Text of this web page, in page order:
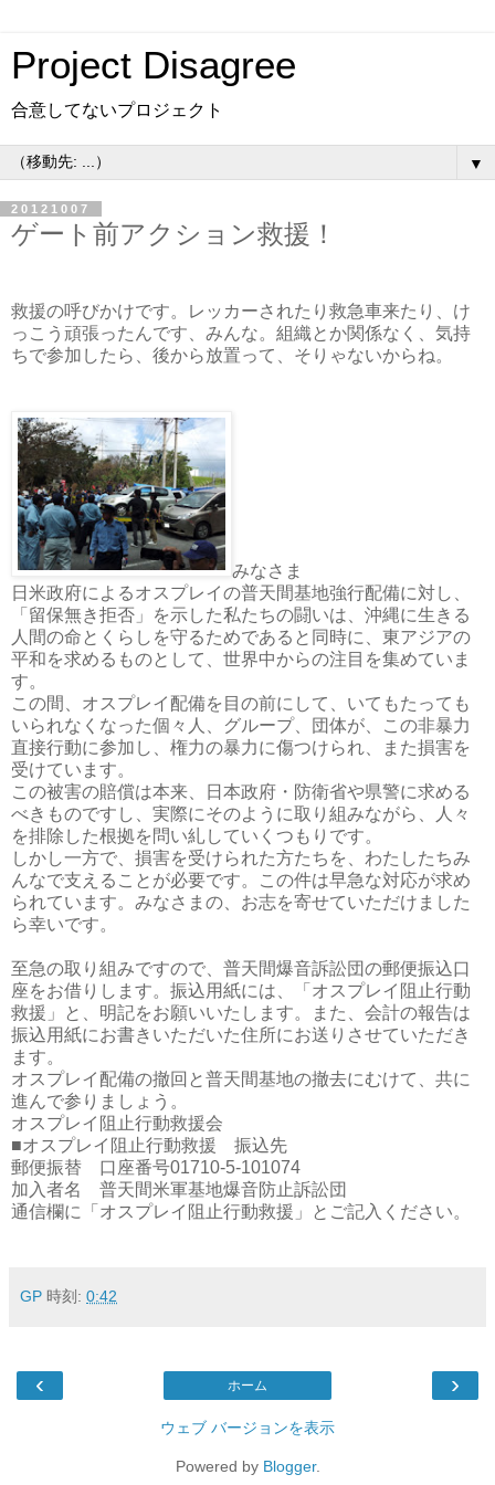
Project Disagree
合意してないプロジェクト
▼
20121007
ゲート前アクション救援！
救援の呼びかけです。レッカーされたり救急車来たり、け
っこう頑張ったんです、みんな。組織とか関係なく、気持
ちで参加したら、後から放置って、そりゃないからね。
みなさま
日米政府によるオスプレイの普天間基地強行配備に対し、
「留保無き拒否」を示した私たちの闘いは、沖縄に生きる
人間の命とくらしを守るためであると同時に、東アジアの
平和を求めるものとして、世界中からの注目を集めていま
す。
この間、オスプレイ配備を目の前にして、いてもたっても
いられなくなった個々人、グループ、団体が、この非暴力
直接行動に参加し、権力の暴力に傷つけられ、また損害を
受けています。
この被害の賠償は本来、日本政府・防衛省や県警に求める
べきものですし、実際にそのように取り組みながら、人々
を排除した根拠を問い糺していくつもりです。
しかし一方で、損害を受けられた方たちを、わたしたちみ
んなで支えることが必要です。この件は早急な対応が求め
られています。みなさまの、お志を寄せていただけました
ら幸いです。
至急の取り組みですので、普天間爆音訴訟団の郵便振込口
座をお借りします。振込用紙には、「オスプレイ阻止行動
救援」と、明記をお願いいたします。また、会計の報告は
振込用紙にお書きいただいた住所にお送りさせていただき
ます。
オスプレイ配備の撤回と普天間基地の撤去にむけて、共に
進んで参りましょう。
オスプレイ阻止行動救援会
■オスプレイ阻止行動救援 振込先
郵便振替 口座番号01710-5-101074
加入者名 普天間米軍基地爆音防止訴訟団
通信欄に「オスプレイ阻止行動救援」とご記入ください。
GP 時刻: 0:42
‹ ›
ホーム
ウェブ バージョンを表示
Powered by Blogger.